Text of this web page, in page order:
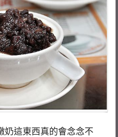
奶這東西真的會念念不